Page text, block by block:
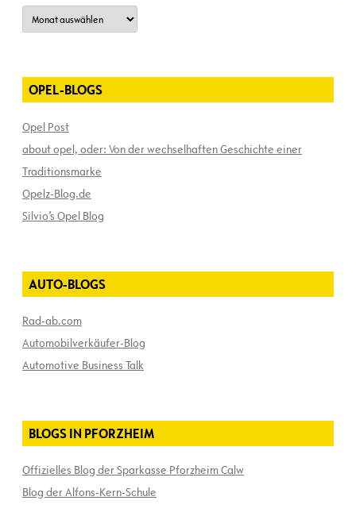
Archiv
OPEL-BLOGS
Opel Post
about opel, oder: Von der wechselhaften Geschichte einer
Traditionsmarke
Opelz-Blog.de
Silvio’s Opel Blog
AUTO-BLOGS
Rad-ab.com
Automobilverkäufer-Blog
Automotive Business Talk
BLOGS IN PFORZHEIM
Offizielles Blog der Sparkasse Pforzheim Calw
Blog der Alfons-Kern-Schule